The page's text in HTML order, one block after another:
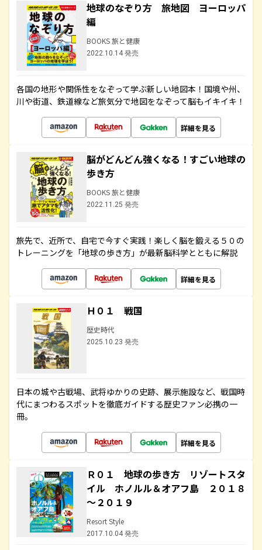
地球のなぞり方 旅地図 ヨーロッパ
編
BOOKS 旅と健康
2022.10.14 発売
各国の地形や関係性をなぞって学ぶ新しい地図本！国境や州、
川や街道、鉄道線など旅気分で地図をなぞって脳もイキイキ！
詳細を見る
脳がどんどん強くなる！すごい地球の
歩き方
BOOKS 旅と健康
2022.11.25 発売
旅先で、近所で、自宅で今すぐ実践！楽しく脳を鍛える５０の
トレーニングを「地球の歩き方」が最新脳科学とともに解説
詳細を見る
Ｈ０１ 戦国
歴史時代
2025.10.23 発売
日本の城や古戦場、武将ゆかりの史跡、展示施設など、戦国時
代にまつわるスポットを徹底ガイドする歴史ファン必携の一
冊。
詳細を見る
Ｒ０１ 地球の歩き方 リゾートスタ
イル ホノルル＆オアフ島 ２０１８
～２０１９
Resort Style
2017.10.04 発売